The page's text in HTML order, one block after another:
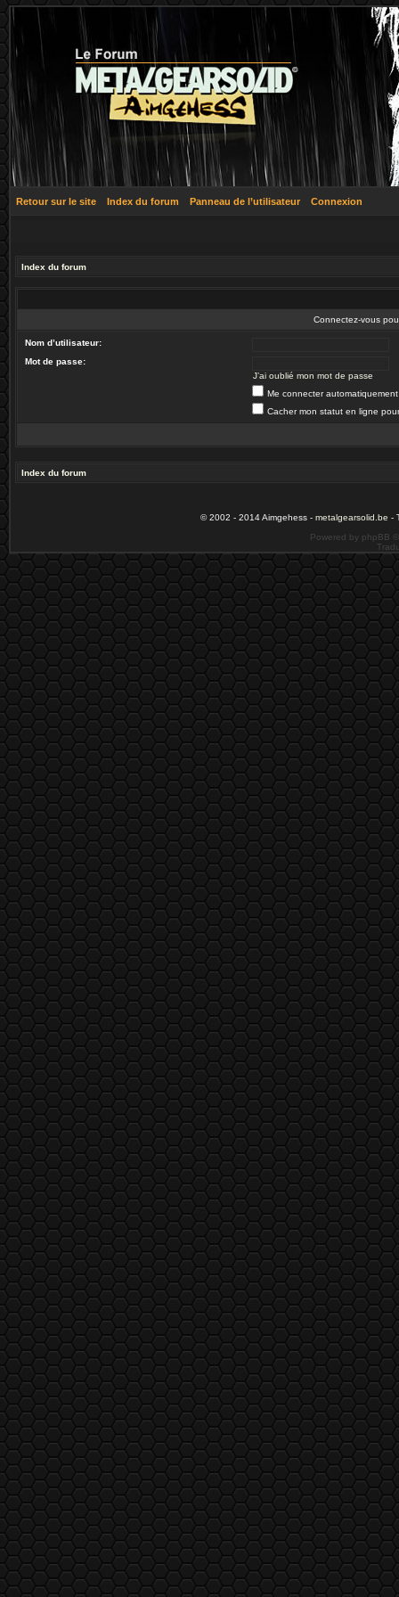
Retour sur le site Index du forum Panneau de l’utilisateur Connexion
Index du forum
Connectez-vous
Nom d’utilisateur:
Mot de passe:
J’ai oublié mon mot de passe
Me connecter
Cacher mon statut en ligne
Index du forum
© 2002 - 2014 Aimgehess - metalgearsolid.be -
Powered by phpBB